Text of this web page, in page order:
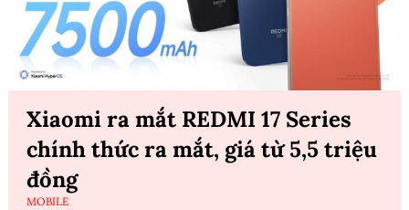
Xiaomi ra mắt REDMI 17 Series
chính thức ra mắt, giá từ 5,5 triệu
đồng
MOBILE